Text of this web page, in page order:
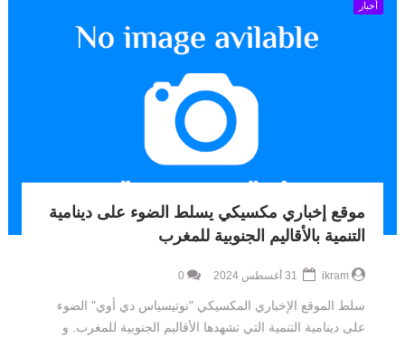
أخبار
موقع إخباري مكسيكي يسلط الضوء على دينامية
التنمية بالأقاليم الجنوبية للمغرب
ikram
0
سلط الموقع الإخباري المكسيكي "نوتيسياس دي أوي" الضوء
على دينامية التنمية التي تشهدها الأقاليم الجنوبية للمغرب. و